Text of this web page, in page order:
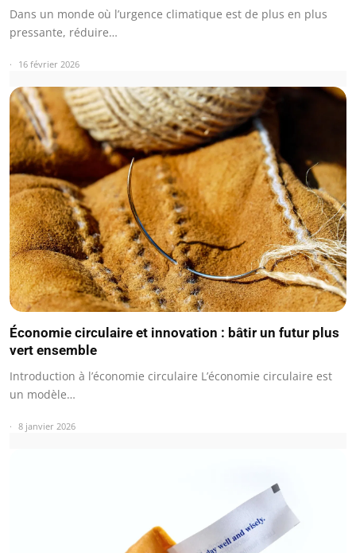
Dans un monde où l’urgence climatique est de plus en plus
pressante, réduire…
16 février 2026
Économie circulaire et innovation : bâtir un futur plus
vert ensemble
Introduction à l’économie circulaire L’économie circulaire est
un modèle…
8 janvier 2026